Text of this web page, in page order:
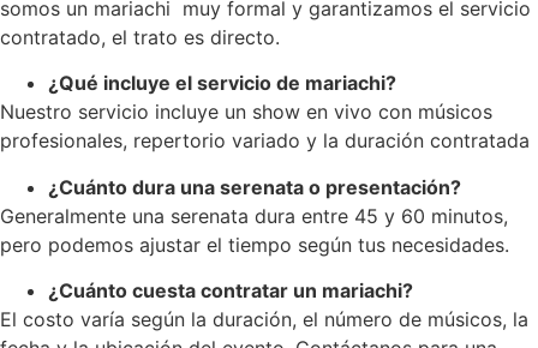
somos un mariachi muy formal y garantizamos el servicio
contratado, el trato es directo.
¿Qué incluye el servicio de mariachi?
Nuestro servicio incluye un show en vivo con músicos
profesionales, repertorio variado y la duración contratada
¿Cuánto dura una serenata o presentación?
Generalmente una serenata dura entre 45 y 60 minutos,
pero podemos ajustar el tiempo según tus necesidades.
¿Cuánto cuesta contratar un mariachi?
El costo varía según la duración, el número de músicos, la